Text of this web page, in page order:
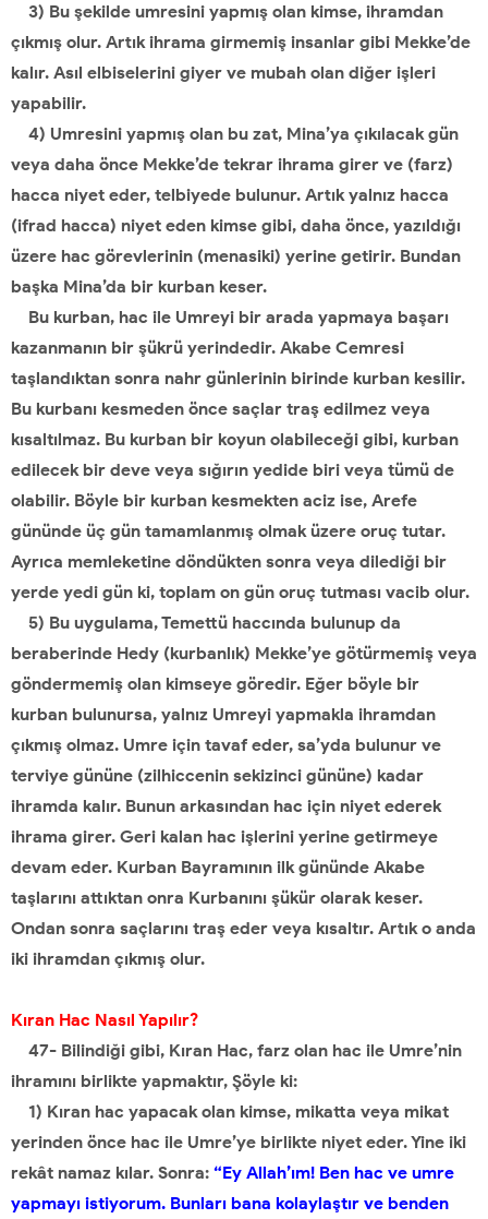
3) Bu şekilde umresini yapmış olan kimse, ihramdan
çıkmış olur. Artık ihrama girmemiş insanlar gibi Mekke’de
kalır. Asıl elbiselerini giyer ve mubah olan diğer işleri
yapabilir.
4) Umresini yapmış olan bu zat, Mina’ya çıkılacak gün
veya daha önce Mekke’de tekrar ihrama girer ve (farz)
hacca niyet eder, telbiyede bulunur. Artık yalnız hacca
(ifrad hacca) niyet eden kimse gibi, daha önce, yazıldığı
üzere hac görevlerinin (menasiki) yerine getirir. Bundan
başka Mina’da bir kurban keser.
Bu kurban, hac ile Umreyi bir arada yapmaya başarı
kazanmanın bir şükrü yerindedir. Akabe Cemresi
taşlandıktan sonra nahr günlerinin birinde kurban kesilir.
Bu kurbanı kesmeden önce saçlar traş edilmez veya
kısaltılmaz. Bu kurban bir koyun olabileceği gibi, kurban
edilecek bir deve veya sığırın yedide biri veya tümü de
olabilir. Böyle bir kurban kesmekten aciz ise, Arefe
gününde üç gün tamamlanmış olmak üzere oruç tutar.
Ayrıca memleketine döndükten sonra veya dilediği bir
yerde yedi gün ki, toplam on gün oruç tutması vacib olur.
5) Bu uygulama, Temettü haccında bulunup da
beraberinde Hedy (kurbanlık) Mekke’ye götürmemiş veya
göndermemiş olan kimseye göredir. Eğer böyle bir
kurban bulunursa, yalnız Umreyi yapmakla ihramdan
çıkmış olmaz. Umre için tavaf eder, sa’yda bulunur ve
terviye gününe (zilhiccenin sekizinci gününe) kadar
ihramda kalır. Bunun arkasından hac için niyet ederek
ihrama girer. Geri kalan hac işlerini yerine getirmeye
devam eder. Kurban Bayramının ilk gününde Akabe
taşlarını attıktan onra Kurbanını şükür olarak keser.
Ondan sonra saçlarını traş eder veya kısaltır. Artık o anda
iki ihramdan çıkmış olur.
Kıran Hac Nasıl Yapılır?
47- Bilindiği gibi, Kıran Hac, farz olan hac ile Umre’nin
ihramını birlikte yapmaktır, Şöyle ki:
1) Kıran hac yapacak olan kimse, mikatta veya mikat
yerinden önce hac ile Umre’ye birlikte niyet eder. Yine iki
rekât namaz kılar. Sonra: “Ey Allah’ım! Ben hac ve umre
yapmayı istiyorum. Bunları bana kolaylaştır ve benden